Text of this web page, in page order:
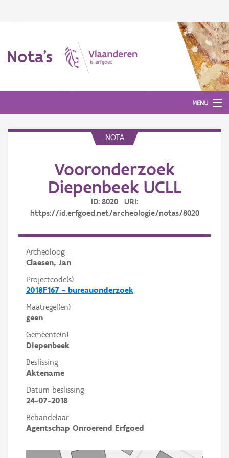
Nota's
MENU
NOTA
Vooronderzoek
Diepenbeek UCLL
ID: 8020 URI:
https://id.erfgoed.net/archeologie/notas/8020
Archeoloog
Claesen, Jan
Projectcode(s)
2018F167 - bureauonderzoek
Maatregel(en)
geen
Gemeente(n)
Diepenbeek
Beslissing
Aktename
Datum beslissing
24-07-2018
Behandelaar
Agentschap Onroerend Erfgoed